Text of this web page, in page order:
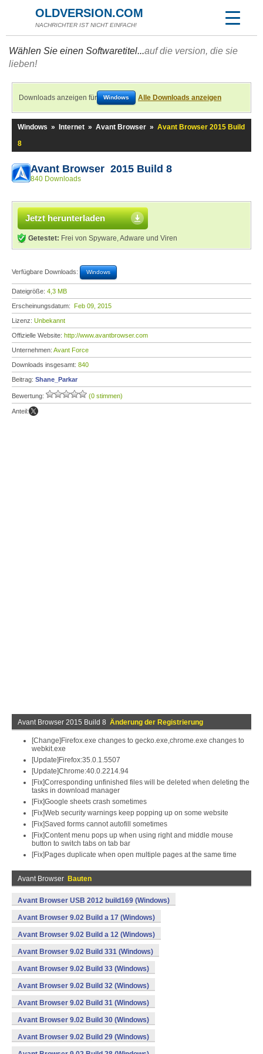
OLDVERSION.COM
NACHRICHTER IST NICHT EINFACH!
Wählen Sie einen Softwaretitel...auf die version, die sie
lieben!
Downloads anzeigen für Windows Alle Downloads anzeigen
Windows » Internet » Avant Browser » Avant Browser 2015 Build
8
Avant Browser 2015 Build 8
840 Downloads
Jetzt herunterladen
Getestet: Frei von Spyware, Adware und Viren
Verfügbare Downloads: Windows
Dateigröße: 4,3 MB
Erscheinungsdatum: Feb 09, 2015
Lizenz: Unbekannt
Offizielle Website: http://www.avantbrowser.com
Unternehmen: Avant Force
Downloads insgesamt: 840
Beitrag: Shane_Parkar
Bewertung: (0 stimmen)
Anteil:
Avant Browser 2015 Build 8 Änderung der Registrierung
[Change]Firefox.exe changes to gecko.exe,chrome.exe changes to
webkit.exe
[Update]Firefox:35.0.1.5507
[Update]Chrome:40.0.2214.94
[Fix]Corresponding unfinished files will be deleted when deleting the
tasks in download manager
[Fix]Google sheets crash sometimes
[Fix]Web security warnings keep popping up on some website
[Fix]Saved forms cannot autofill sometimes
[Fix]Content menu pops up when using right and middle mouse
button to switch tabs on tab bar
[Fix]Pages duplicate when open multiple pages at the same time
Avant Browser Bauten
Avant Browser USB 2012 build169 (Windows)
Avant Browser 9.02 Build a 17 (Windows)
Avant Browser 9.02 Build a 12 (Windows)
Avant Browser 9.02 Build 331 (Windows)
Avant Browser 9.02 Build 33 (Windows)
Avant Browser 9.02 Build 32 (Windows)
Avant Browser 9.02 Build 31 (Windows)
Avant Browser 9.02 Build 30 (Windows)
Avant Browser 9.02 Build 29 (Windows)